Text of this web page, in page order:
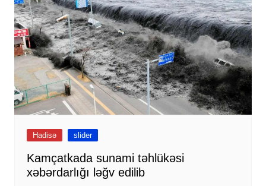
Hadisə slider
Kamçatkada sunami təhlükəsi
xəbərdarlığı ləğv edilib